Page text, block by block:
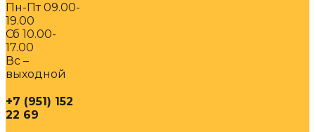
Пн-Пт 09.00-
19.00
Сб 10.00-
17.00
Вс –
выходной
+7 (951) 152
22 69